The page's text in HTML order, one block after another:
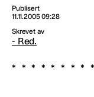
Publisert
11.11.2005 09:28
Skrevet av
- Red.